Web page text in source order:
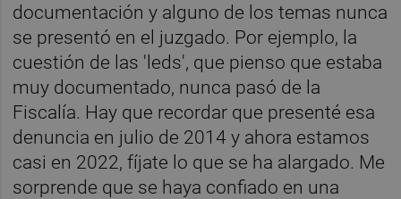
documentación y alguno de los temas nunca
se presentó en el juzgado. Por ejemplo, la
cuestión de las 'leds', que pienso que estaba
muy documentado, nunca pasó de la
Fiscalía. Hay que recordar que presenté esa
denuncia en julio de 2014 y ahora estamos
casi en 2022, fíjate lo que se ha alargado. Me
sorprende que se haya confiado en una